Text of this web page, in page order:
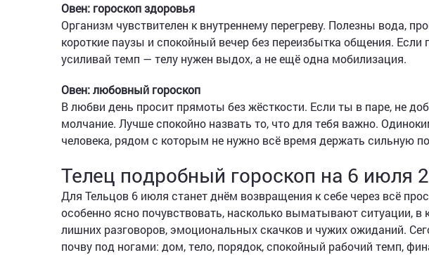
Овен: гороскоп здоровья
Организм чувствителен к внутреннему перегреву. Полезны вода,
короткие паузы и спокойный вечер без переизбытка общения.
усиливай темп — телу нужен выдох, а не ещё одна мобилизация.
Овен: любовный гороскоп
В любви день просит прямоты без жёсткости. Если ты в паре, не
молчание. Лучше спокойно назвать то, что для тебя важно.
человека, рядом с которым не нужно всё время держать сильную
Телец подробный гороскоп на 6 июля
Для Тельцов 6 июля станет днём возвращения к себе через всё
особенно ясно почувствовать, насколько выматывают ситуации,
лишних разговоров, эмоциональных скачков и чужих ожиданий.
почву под ногами: дом, тело, порядок, спокойный рабочий темп,